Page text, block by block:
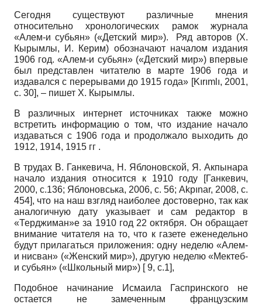
Сегодня существуют различные мнения
относительно хронологических рамок журнала
«Алем-и субьян» («Детский мир»). Ряд авторов (Х.
Кырымлы, И. Керим) обозначают началом издания
1906 год. «Алем-и субьян» («Детский мир») впервые
был представлен читателю в марте 1906 года и
издавался с перерывами до 1915 года» [Kırımlı, 2001,
с. 30], – пишет Х. Кырымлы.
В различных интернет источниках также можно
встретить информацию о том, что издание начало
издаваться с 1906 года и продолжало выходить до
1912, 1914, 1915 гг .
В трудах В. Ганкевича, Н. Яблоновской, Я. Акпынара
начало издания относится к 1910 году
[Ганкевич,
2000, с.136; Яблоновська, 2006, с. 56; Akpınar, 2008, с.
454], что на наш взгляд наиболее достоверно, так как
аналогичную дату указывает и сам редактор в
«Терджиман»е за 1910 год 22 октября. Он обращает
внимание читателя на то, что к газете еженедельно
будут прилагаться приложения: одну неделю «Алем-
и нисван» («Женский мир»), другую неделю «Мектеб-
и субьян» («Школьный мир») [ 9, c.1],
Подобное начинание Исмаила Гаспринского не
остается не замеченным французским